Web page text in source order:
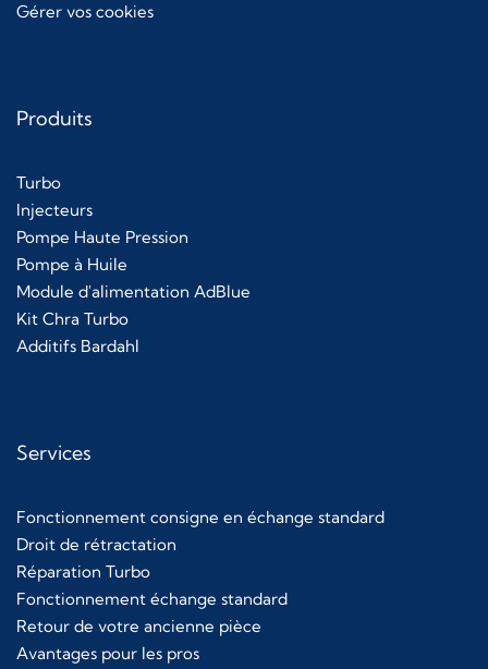
Gérer vos cookies
Produits
Turbo
Injecteurs
Pompe Haute Pression
Pompe à Huile
Module d'alimentation AdBlue
Kit Chra Turbo
Additifs Bardahl
Services
Fonctionnement consigne en échange standard
Droit de rétractation
Réparation Turbo
Fonctionnement échange standard
Retour de votre ancienne pièce
Avantages pour les pros